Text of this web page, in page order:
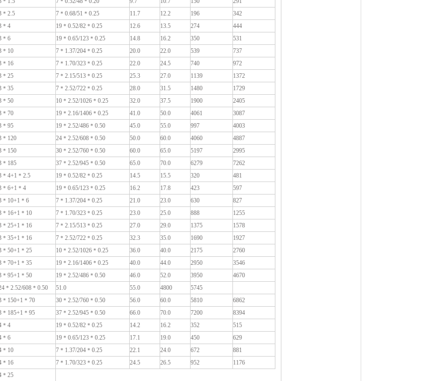
＊2.5
7＊0.68/51＊0.25 11.7 12.2 196
342
＊4
19＊0.52/82＊0.25 12.6 13.5 274
444
＊6
19＊0.65/123＊0.25 14.8 16.2 350
531
＊10
7＊1.37/204＊0.25 20.0 22.0 539
737
＊16
7＊1.70/323＊0.25 22.0 24.5 740
972
＊25
7＊2.15/513＊0.25 25.3 27.0 1139
1372
＊35
7＊2.52/722＊0.25 28.0 31.5 1480
1729
＊50
10＊2.52/1026＊0.25 32.0 37.5 1900
2405
＊70
19＊2.16/1406＊0.25 41.0 50.0 4061
3087
＊95
19＊2.52/486＊0.50 45.0 55.0 997
4003
＊120
24＊2.52/608＊0.50 50.0 60.0 4060
4887
＊150
30＊2.52/760＊0.50 60.0 65.0 5197
2995
＊185
37＊2.52/945＊0.50 65.0 70.0 6279
7262
＊4+1＊2.5
19＊0.52/82＊0.25 14.5 15.5 320
481
＊6+1＊4
19＊0.65/123＊0.25 16.2 17.8 423
597
＊10+1＊6
7＊1.37/204＊0.25 21.0 23.0 630
827
＊16+1＊10
7＊1.70/323＊0.25 23.0 25.0 888
1255
＊25+1＊16
7＊2.15/513＊0.25 27.0 29.0 1375
1578
＊35+1＊16
7＊2.52/722＊0.25 32.3 35.0 1690
1927
＊50+1＊25
10＊2.52/1026＊0.25 36.0 40.0 2175
2760
＊70+1＊35
19＊2.16/1406＊0.25 40.0 44.0 2950
3546
＊95+1＊50
19＊2.52/486＊0.50 46.0 52.0 3950
4670
＊2.52/608＊0.50
51.0 55.0 4800
5745
＊150+1＊70
30＊2.52/760＊0.50 56.0 60.0 5810
6862
＊185+1＊95
37＊2.52/945＊0.50 66.0 70.0 7200
8394
＊4
19＊0.52/82＊0.25 14.2 16.2 352
515
＊6
19＊0.65/123＊0.25 17.1 19.0 450
629
＊10
7＊1.37/204＊0.25 22.1 24.0 672
881
＊16
7＊1.70/323＊0.25 24.5 26.5 952
1176
＊25